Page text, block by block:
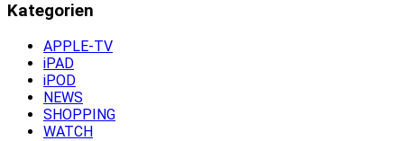
Kategorien
APPLE-TV
iPAD
iPOD
NEWS
SHOPPING
WATCH